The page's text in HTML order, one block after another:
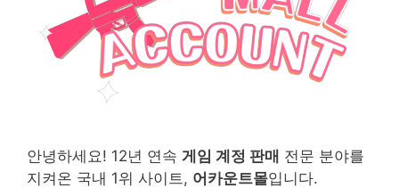
안녕하세요! 12년 연속 게임 계정 판매 전문 분야를
지켜온 국내 1위 사이트, 어카운트몰입니다.